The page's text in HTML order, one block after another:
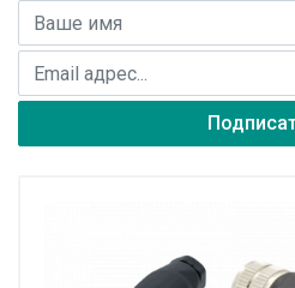
Имя
E-mail адрес